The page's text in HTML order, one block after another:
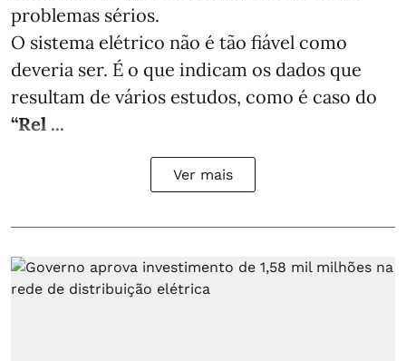
problemas sérios.
O sistema elétrico não é tão fiável como
deveria ser. É o que indicam os dados que
resultam de vários estudos, como é caso do
“Rel ...
Ver mais